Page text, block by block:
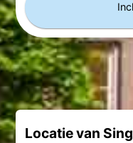
Locatie van